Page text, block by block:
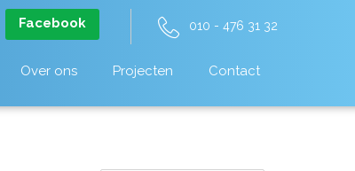
Facebook 010 - 476 31 32
Over ons Projecten Contact